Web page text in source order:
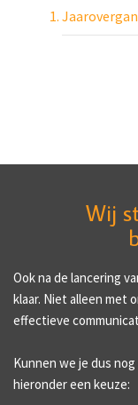
Wij
Ook na de lancering
klaar. Niet alleen met
effectieve
Kunnen we je dus
hieronder een keuze: